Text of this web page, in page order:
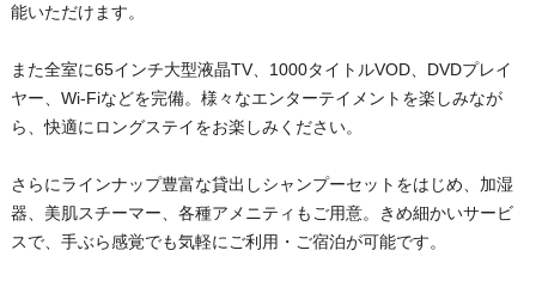
能いただけます。
また全室に65インチ大型液晶TV、1000タイトルVOD、DVDプレイ
ヤー、Wi-Fiなどを完備。様々なエンターテイメントを楽しみなが
ら、快適にロングステイをお楽しみください。
さらにラインナップ豊富な貸出しシャンプーセットをはじめ、加湿
器、美肌スチーマー、各種アメニティもご用意。きめ細かいサービ
スで、手ぶら感覚でも気軽にご利用・ご宿泊が可能です。